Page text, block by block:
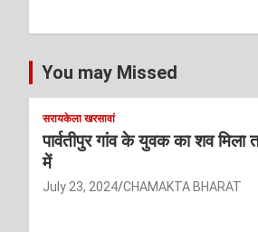
You may Missed
सरायकेला खरसावां
पार्वतीपुर गांव के युवक का शव मिला
में
July 23, 2024 CHAMAKTA BHARAT